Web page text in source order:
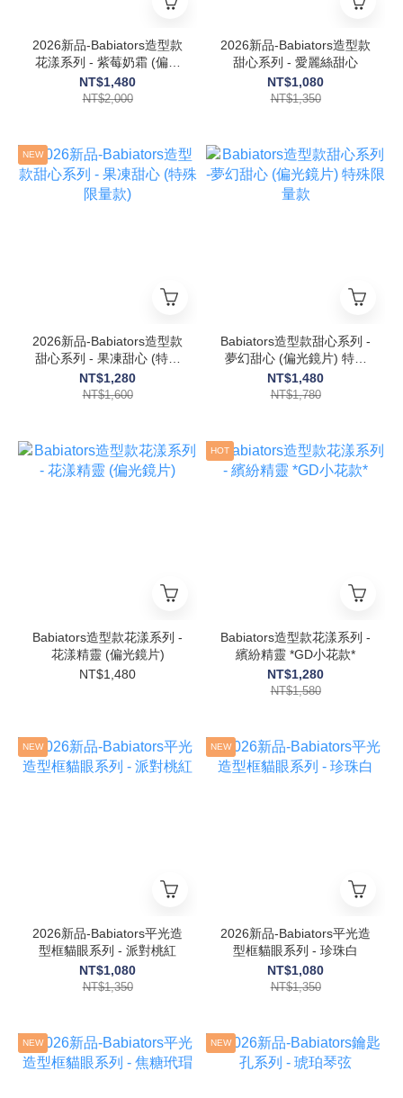
2026新品-Babiators造型款
花漾系列 - 紫莓奶霜 (偏光
鏡片)
NT$1,480
NT$2,000
2026新品-Babiators造型款
甜心系列 - 愛麗絲甜心
NT$1,080
NT$1,350
NEW
2026新品-Babiators造型款
甜心系列 - 果凍甜心 (特殊
限量款)
NT$1,280
NT$1,600
Babiators造型款甜心系列 -
夢幻甜心 (偏光鏡片) 特殊
限量款
NT$1,480
NT$1,780
Babiators造型款花漾系列 -
花漾精靈 (偏光鏡片)
NT$1,480
HOT
Babiators造型款花漾系列 -
繽紛精靈 *GD小花款*
NT$1,280
NT$1,580
NEW
2026新品-Babiators平光造
型框貓眼系列 - 派對桃紅
NT$1,080
NT$1,350
NEW
2026新品-Babiators平光造
型框貓眼系列 - 珍珠白
NT$1,080
NT$1,350
NEW NEW